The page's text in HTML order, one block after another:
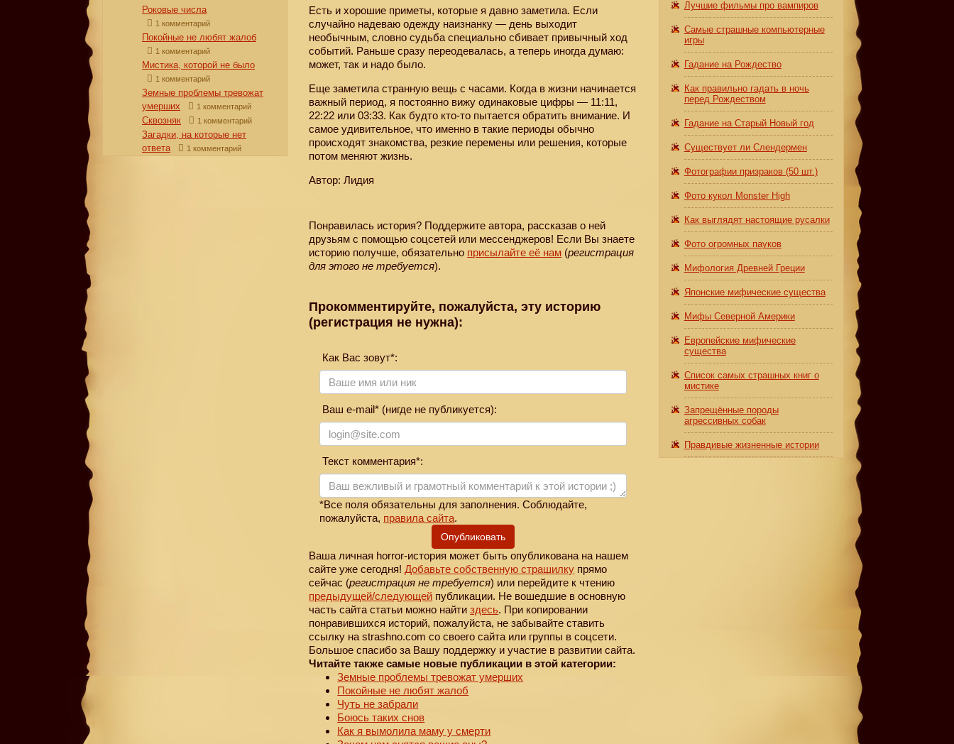
Есть и хорошие приметы, которые я давно заметила. Если
случайно надеваю одежду наизнанку — день выходит
необычным, словно судьба специально сбивает привычный ход
событий. Раньше сразу переодевалась, а теперь иногда думаю:
может, так и надо было.
Еще заметила странную вещь с часами. Когда в жизни начинается
важный период, я постоянно вижу одинаковые цифры — 11:11,
22:22 или 03:33. Как будто кто-то пытается обратить внимание. И
самое удивительное, что именно в такие периоды обычно
происходят знакомства, резкие перемены или решения, которые
потом меняют жизнь.
Автор: Лидия
Понравилась история? Поддержите автора, рассказав о ней
друзьям с помощью соцсетей или мессенджеров! Если Вы знаете
историю получше, обязательно присылайте её нам (регистрация
для этого не требуется).
Прокомментируйте, пожалуйста, эту историю
(регистрация не нужна):
Как Вас зовут*:
Ваш e-mail* (нигде не публикуется):
Текст комментария*:
*Все поля обязательны для заполнения. Соблюдайте,
пожалуйста, правила сайта.
Опубликовать
Ваша личная horror-история может быть опубликована на нашем
сайте уже сегодня!Добавьте собственную страшилку прямо
сейчас (регистрация не требуется) или перейдите к чтению
предыдущей/следующей публикации. Не вошедшие в основную
часть сайта статьи можно найтиздесь. При копировании
понравившихся историй, пожалуйста, не забывайте ставить
ссылку на strashno.com со своего сайта или группы в соцсети.
Большое спасибо за Вашу поддержку и участие в развитии сайта.
Читайте также самые новые публикации в этой категории:
Земные проблемы тревожат умерших
Покойные не любят жалоб
Чуть не забрали
Боюсь таких снов
Как я вымолила маму у смерти
Роковые числа
1 комментарий
Покойные не любят жалоб
1 комментарий
Мистика, которой не было
1 комментарий
Земные проблемы тревожат
умерших
1 комментарий
Сквозняк 1 комментарий
Загадки, на которые нет
ответа
1 комментарий
Лучшие фильмы про вампиров
Самые страшные компьютерные
игры
Гадание на Рождество
Как правильно гадать в ночь
перед Рождеством
Гадание на Старый Новый год
Существует ли Слендермен
Фотографии призраков (50 шт.)
Фото кукол Monster High
Как выглядят настоящие русалки
Фото огромных пауков
Мифология Древней Греции
Японские мифические существа
Мифы Северной Америки
Европейские мифические
существа
Список самых страшных книг о
мистике
Запрещённые породы
агрессивных собак
Правдивые жизненные истории